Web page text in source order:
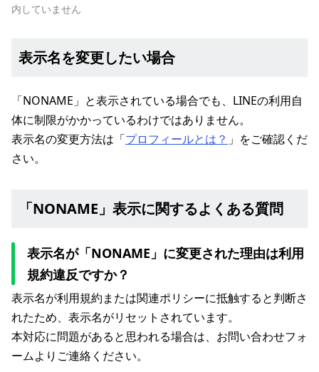
内していません
表示名を変更したい場合
「NONAME」と表示されている場合でも、LINEの利用自
体に制限がかかっているわけではありません。
表示名の変更方法は「プロフィールとは？ 」をご確認くだ
さい。
「NONAME」表示に関するよくある質問
表示名が「NONAME」に変更された理由は利用
規約違反ですか？
表示名が利用規約または関連ポリシーに抵触すると判断さ
れたため、表示名がリセットされています。
本対応に問題があると思われる場合は、お問い合わせフォ
ームよりご連絡ください。